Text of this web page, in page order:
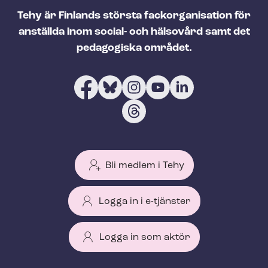
Tehy är Finlands största fackorganisation för
anställda inom social- och hälsovård samt det
pedagogiska området.
Bli medlem i Tehy
Logga in i e-tjänster
Logga in som aktör